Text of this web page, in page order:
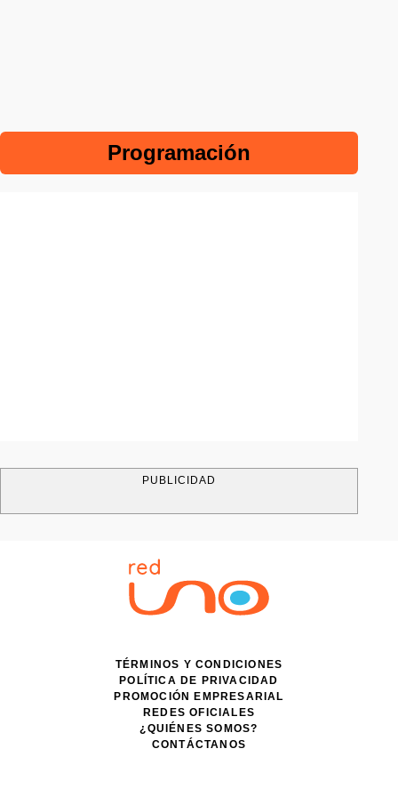
Programación
PUBLICIDAD
TÉRMINOS Y CONDICIONES
POLÍTICA DE PRIVACIDAD
PROMOCIÓN EMPRESARIAL
REDES OFICIALES
¿QUIÉNES SOMOS?
CONTÁCTANOS